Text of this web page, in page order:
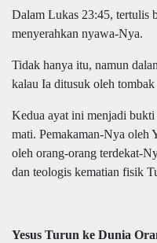
Dalam Lukas 23:45, tertulis
menyerahkan nyawa-Nya.
Tidak hanya itu, namun
kalau Ia ditusuk oleh
Kedua ayat ini menjadi
mati. Pemakaman-Nya oleh
oleh orang-orang terdekat-
dan teologis kematian fisik
Yesus Turun ke Dunia